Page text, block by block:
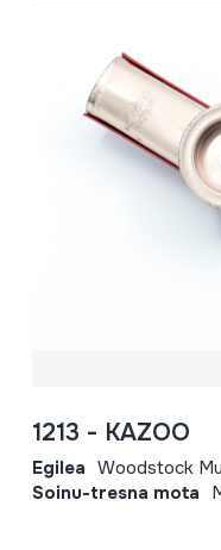
1213 - KAZOO
Egilea Woodstock
Soinu-tresna mota